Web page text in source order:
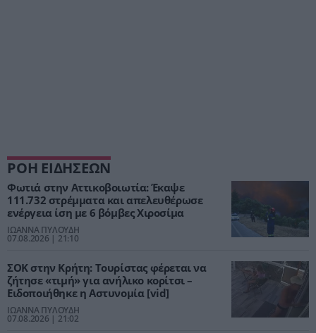
ΡΟΗ ΕΙΔΗΣΕΩΝ
Φωτιά στην Αττικοβοιωτία: Έκαψε
111.732 στρέμματα και απελευθέρωσε
ενέργεια ίση με 6 βόμβες Χιροσίμα
ΙΩΑΝΝΑ ΠΥΛΟΥΔΗ
07.08.2026 | 21:10
ΣΟΚ στην Κρήτη: Τουρίστας φέρεται να
ζήτησε «τιμή» για ανήλικο κορίτσι –
Ειδοποιήθηκε η Αστυνομία [vid]
ΙΩΑΝΝΑ ΠΥΛΟΥΔΗ
07.08.2026 | 21:02